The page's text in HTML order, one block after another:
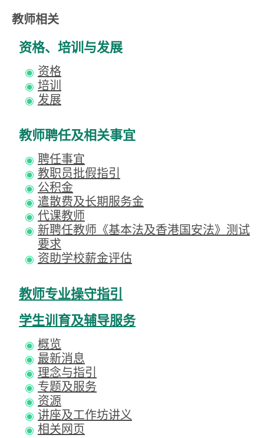
教师相关
资格、培训与发展
资格
培训
发展
教师聘任及相关事宜
聘任事宜
教职员批假指引
公积金
遣散费及长期服务金
代课教师
新聘任教师《基本法及香港国安法》测试
要求
资助学校薪金评估
教师专业操守指引
学生训育及辅导服务
概览
最新消息
理念与指引
专题及服务
资源
讲座及工作坊讲义
相关网页